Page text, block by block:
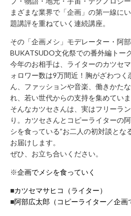
まざまな業界で「企画」の第一線に
題講評を重ねていく連続講座。
その「企画メシ」モデレーター・阿
BUKATSUDO文化祭での番外編トー
今年のお相手は、ライターのカツセ
ォロワー数は9万間近！胸がざわつ
ん、ファッションや音楽、働きかた
れ、若い世代からの支持を集めていま
そんなカツセさんは、実はフリーラ
り。カツセさんとコピーライターの
シを食っている”お二人の初対談とな
お届けします。
ぜひ、お立ち合いください。
※企画でメシを食っていく
■カツセマサヒコ（ライター）
■阿部広太郎（コピーライター／企画
せ
デ
ィ
ア
お
問
い
合
わ
せ
ー
ム
お